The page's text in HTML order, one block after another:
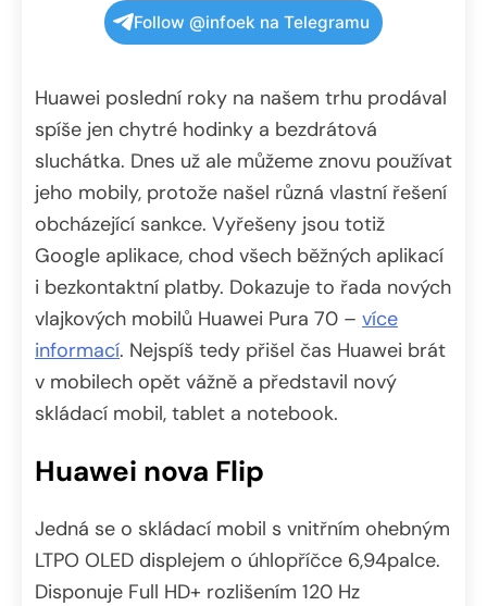
Follow @infoek na Telegramu
Huawei poslední roky na našem trhu prodával
spíše jen chytré hodinky a bezdrátová
sluchátka. Dnes už ale můžeme znovu používat
jeho mobily, protože našel různá vlastní řešení
obcházející sankce. Vyřešeny jsou totiž
Google aplikace, chod všech běžných aplikací
i bezkontaktní platby. Dokazuje to řada nových
vlajkových mobilů Huawei Pura 70 – více
informací. Nejspíš tedy přišel čas Huawei brát
v mobilech opět vážně a představil nový
skládací mobil, tablet a notebook.
Huawei nova Flip
Jedná se o skládací mobil s vnitřním ohebným
LTPO OLED displejem o úhlopříčce 6,94palce.
Disponuje Full HD+ rozlišením 120 Hz